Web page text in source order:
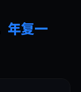
年复一